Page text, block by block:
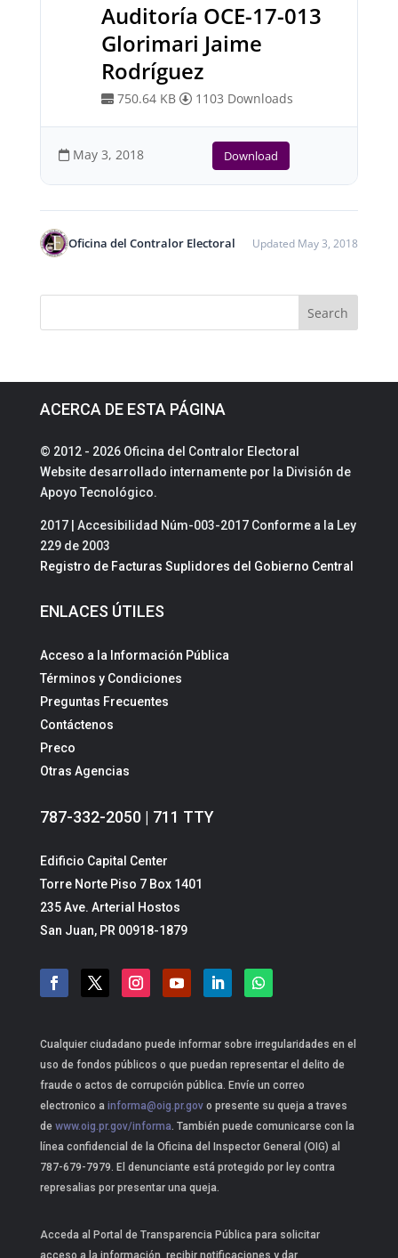
Auditoría OCE-17-013
Glorimari Jaime
Rodríguez
750.64 KB 1103 Downloads
May 3, 2018 Download
Oficina del Contralor Electoral Updated May 3, 2018
ACERCA DE ESTA PÁGINA
© 2012 - 2026 Oficina del Contralor Electoral
Website desarrollado internamente por la División de
Apoyo Tecnológico.
2017 | Accesibilidad Núm-003-2017 Conforme a la Ley
229 de 2003
Registro de Facturas Suplidores del Gobierno Central
ENLACES ÚTILES
Acceso a la Información Pública
Términos y Condiciones
Preguntas Frecuentes
Contáctenos
Preco
Otras Agencias
787-332-2050 | 711 TTY
Edificio Capital Center
Torre Norte Piso 7 Box 1401
235 Ave. Arterial Hostos
San Juan, PR 00918-1879
Cualquier ciudadano puede informar sobre irregularidades en el
uso de fondos públicos o que puedan representar el delito de
fraude o actos de corrupción pública. Envíe un correo
electronico a informa@oig.pr.govo presente su queja a traves
dewww.oig.pr.gov/informa. También puede comunicarse con la
línea confidencial de la Oficina del Inspector General (OIG) al
787-679-7979. El denunciante está protegido por ley contra
represalias por presentar una queja.
Acceda al Portal de Transparencia Pública para solicitar
acceso a la información, recibir notificaciones y dar